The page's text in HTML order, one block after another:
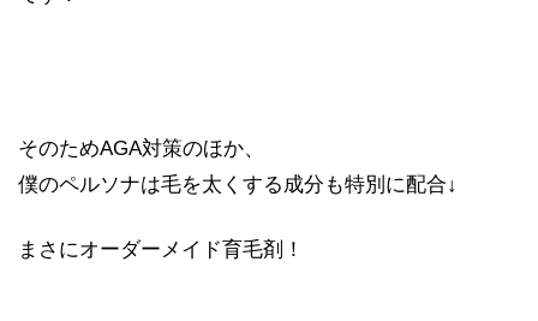
そのためAGA対策のほか、
僕のペルソナは毛を太くする成分も特別に配合↓
まさにオーダーメイド育毛剤！